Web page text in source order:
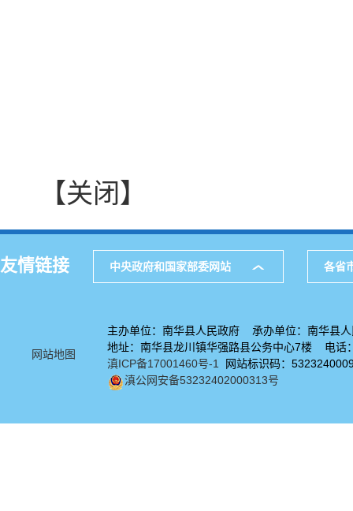
【关闭】
友情链接 中央政府和国家部委网站 各省
网站地图
主办单位：南华县人民政府 承办单位：南华县人
地址：南华县龙川镇华强路县公务中心7楼 电
滇ICP备17001460号-1
网站标识码：
滇公网安备53232402000313号